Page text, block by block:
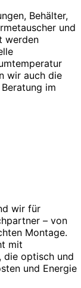
Behälter,
und
werden
wir auch die
im
wir für
– von
Montage.
mit
die optisch und
und Energie